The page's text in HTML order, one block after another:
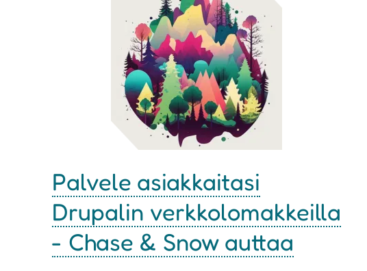
Palvele asiakkaitasi
Drupalin verkkolomakkeilla
- Chase & Snow auttaa